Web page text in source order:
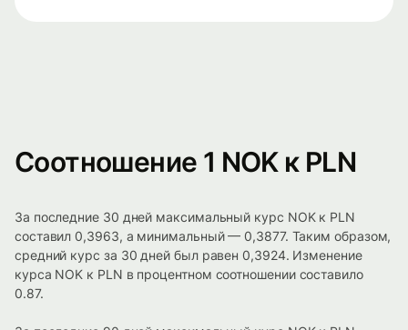
Соотношение 1 NOK к PLN
За последние 30 дней максимальный курс NOK к PLN
составил 0,3963, а минимальный — 0,3877. Таким образом,
средний курс за 30 дней был равен 0,3924. Изменение
курса NOK к PLN в процентном соотношении составило
0.87.